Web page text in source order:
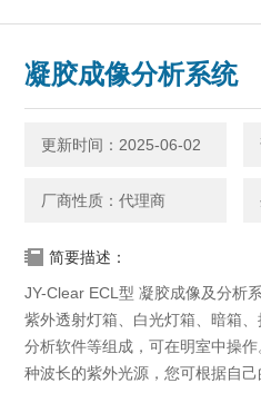
凝胶成像分析系统
更新时间：2025-06-02
厂商性质：代理商
简要描述：
JY-Clear ECL型 凝胶成像及分析
紫外透射灯箱、白光灯箱、暗箱
分析软件等组成，可在明室中操
种波长的紫外光源，您可根据自